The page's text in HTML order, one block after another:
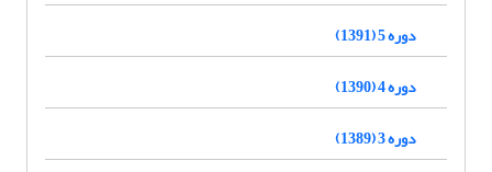
دوره 5 (1391)
دوره 4 (1390)
دوره 3 (1389)